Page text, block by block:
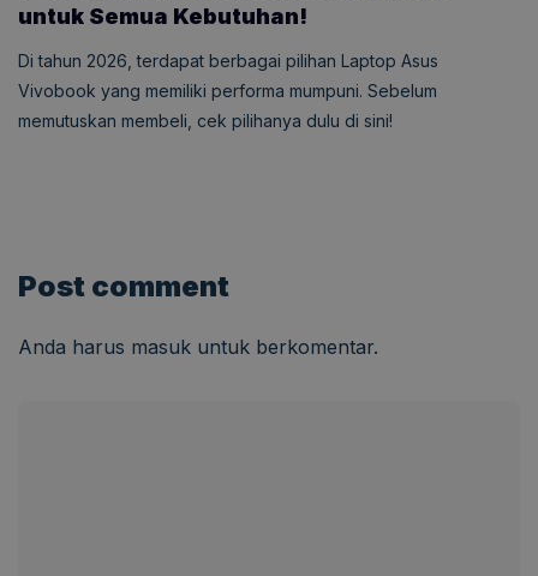
untuk Semua Kebutuhan!
Di tahun 2026, terdapat berbagai pilihan Laptop Asus
Vivobook yang memiliki performa mumpuni. Sebelum
memutuskan membeli, cek pilihanya dulu di sini!
Post comment
Anda harus masuk untuk berkomentar.